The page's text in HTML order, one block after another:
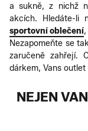
a sukně, z nichž
akcích. Hledáte-li
sportovní oblečení
Nezapomeňte se
zaručeně zahřejí.
dárkem, Vans
NEJEN